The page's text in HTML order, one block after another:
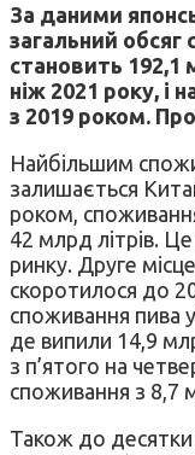
За даними
загальний обсяг
становить 192,1
ніж 2021 року, і
з 2019 роком.
Найбільшим
залишається
роком,
42 млрд літрів.
ринку. Друге
скоротилося до
споживання пива у
де випили 14,9
з п’ятого на
споживання з 8,7
Також до десятки